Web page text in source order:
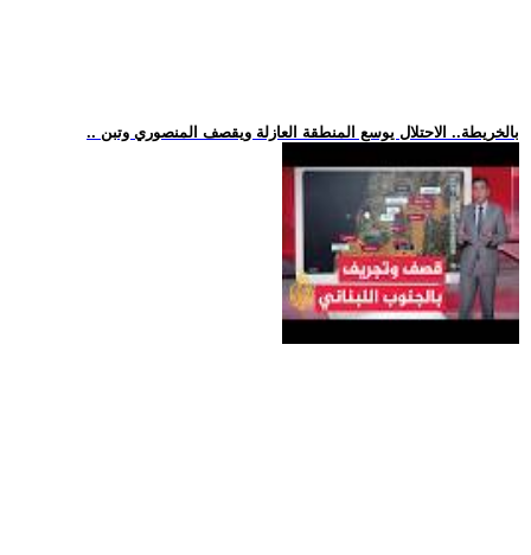
.. بالخريطة.. الاحتلال يوسع المنطقة العازلة ويقصف المنصوري وتبن